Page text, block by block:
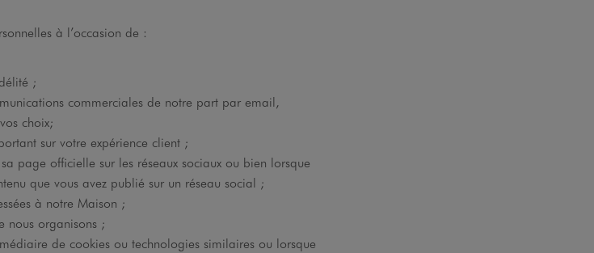
à l’occasion de :
;
commerciales de notre part par email,
choix;
sur votre expérience client ;
page officielle sur les réseaux sociaux ou bien lorsque
que vous avez publié sur un réseau social ;
à notre Maison ;
nous organisons ;
de cookies ou technologies similaires ou lorsque